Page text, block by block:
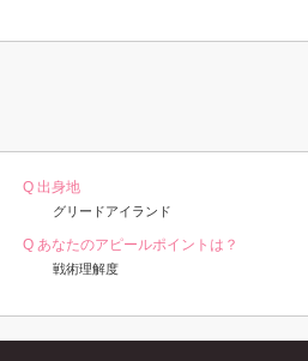
Q 出身地
グリードアイランド
Q あなたのアピールポイントは？
戦術理解度